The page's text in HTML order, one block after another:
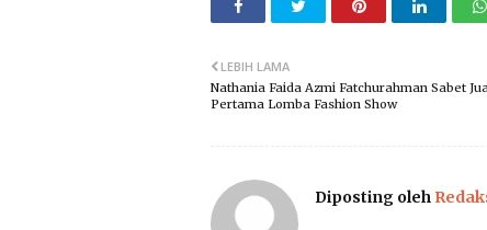
LEBIH LAMA
Nathania Faida Azmi Fatchurahman Sabet
Pertama Lomba Fashion Show
Diposting oleh